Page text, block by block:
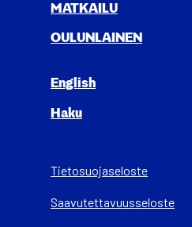
MAT­KAI­LU
OULUN­LAI­NEN
English
Haku
Tietosuojaseloste
Saa­vu­tet­ta­vuus­se­los­te